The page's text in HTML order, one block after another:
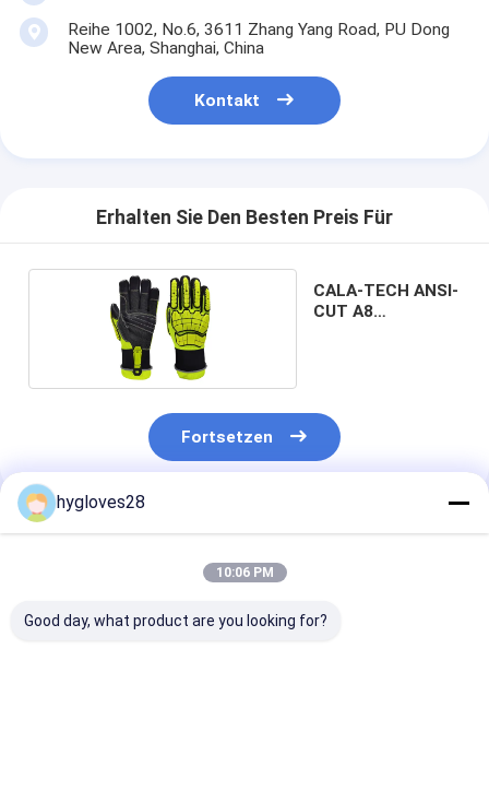
Reihe 1002, No.6, 3611 Zhang Yang Road, PU Dong
New Area, Shanghai, China
Kontakt
Erhalten Sie Den Besten Preis Für
CALA-TECH ANSI-
CUT A8
Fortsetzen
Empfohlene Produkte
hygloves28
10:06 PM
Good day, what product are you looking for?